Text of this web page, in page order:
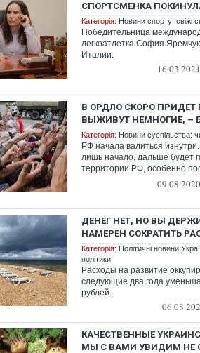
СПОРТСМЕНКА
Категорія: Новини спорту: свіжі
Победительница
легкоатлетка София
Италии.
В ОРДЛО СКОРО ПРИДЕТ
ВЫЖИВУТ НЕМНОГИЕ, –
Категорія: Новини суспільства:
РФ начала валиться
лишь начало, дальше будет
территории РФ, особенно
финансирования ре...
ДЕНЕГ НЕТ, НО ВЫ
НАМЕРЕН СОКРАТИТЬ
Категорія: Політичні новини
політики
Расходы на развитие
следующие два года
рублей.
КАЧЕСТВЕННЫЕ
МЫ С ВАМИ УВИДИМ НЕ